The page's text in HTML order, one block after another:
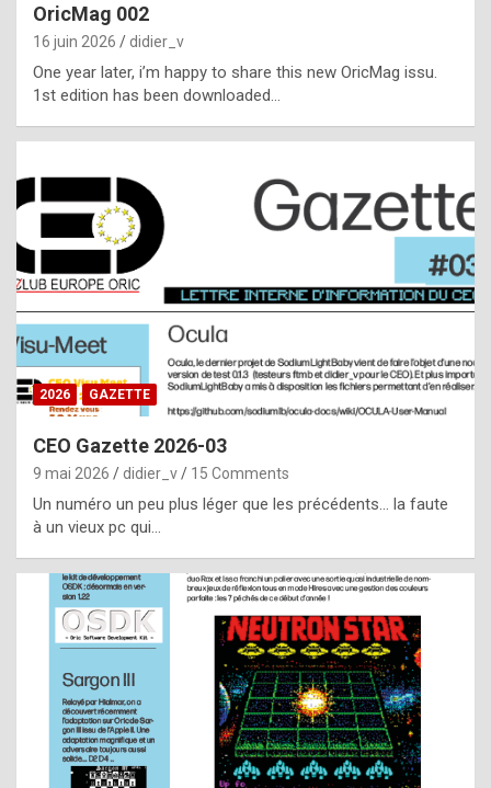
l
t
t
s
t
a
s
i
e
f
o
m
m
a
y
b
e
OricMag 002
16 juin 2026 didier_v
One year later, i’m happy to share this new OricMag issu.
1st edition has been downloaded…
2026 GAZETTE
CEO Gazette 2026-03
9 mai 2026 didier_v 15 Comments
Un numéro un peu plus léger que les précédents… la faute
à un vieux pc qui…